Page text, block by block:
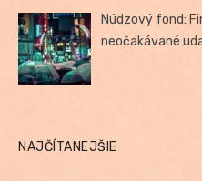
Núdzový fond:
neočakávané
NAJČÍTANEJŠIE